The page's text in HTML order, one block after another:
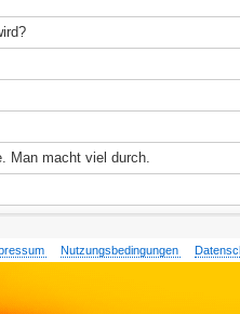
Man macht viel durch.
Nutzungsbedingungen